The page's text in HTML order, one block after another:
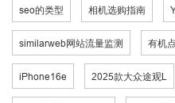
seo的类型 相机选购指南
similarweb网站流量监测 有机
iPhone16e 2025款大众途观L